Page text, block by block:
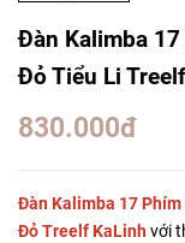
Đàn Kalimba 17
Đỏ Tiểu Li
830.000đ
Đàn Kalimba 17 Phím
Đỏ Treelf KaLinhvới